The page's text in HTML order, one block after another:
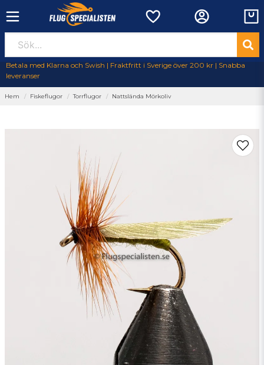
Betala med Klarna och Swish | Fraktfritt i Sverige över 200 kr | Snabba
leveranser
Hem Fiskeflugor Torrflugor Nattslända Mörkoliv